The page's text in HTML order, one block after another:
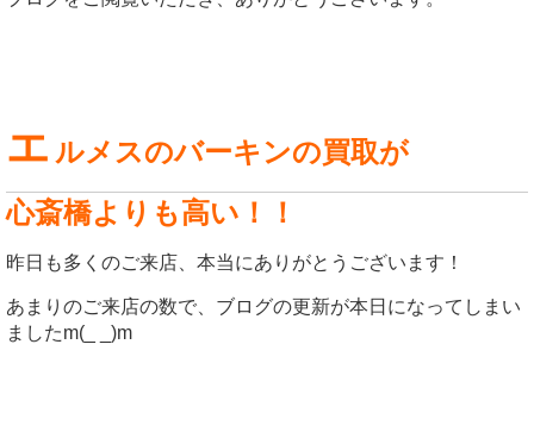
エ ルメスのバーキンの買取が
心斎橋よりも高い！！
昨日も多くのご来店、本当にありがとうございます！
あまりのご来店の数で、ブログの更新が本日になってしまい
ましたm(_ _)m